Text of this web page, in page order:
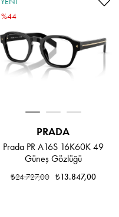
PRADA
Prada PR A16S 16K60K 49
Güneş Gözlüğü
₺13.847,00
₺24.727,00
%44
ÜRÜN